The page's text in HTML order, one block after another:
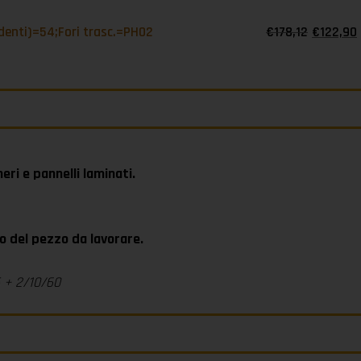
trasc.=PH02 €178,12 €122,90
e pannelli laminati.
del pezzo da lavorare.
2/10/60